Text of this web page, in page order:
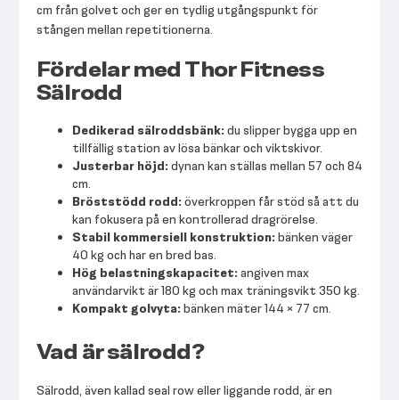
cm från golvet och ger en tydlig utgångspunkt för
stången mellan repetitionerna.
Fördelar med Thor Fitness
Sälrodd
Dedikerad sälroddsbänk: du slipper bygga upp en
tillfällig station av lösa bänkar och viktskivor.
Justerbar höjd: dynan kan ställas mellan 57 och 84
cm.
Bröststödd rodd: överkroppen får stöd så att du
kan fokusera på en kontrollerad dragrörelse.
Stabil kommersiell konstruktion: bänken väger
40 kg och har en bred bas.
Hög belastningskapacitet: angiven max
användarvikt är 180 kg och max träningsvikt 350 kg.
Kompakt golvyta: bänken mäter 144 × 77 cm.
Vad är sälrodd?
Sälrodd, även kallad seal row eller liggande rodd, är en